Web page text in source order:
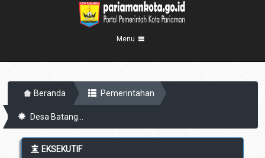
Menu
Profil Kota
Sejarah
Beranda Pemerintahan
Desa Batang...
EKSEKUTIF